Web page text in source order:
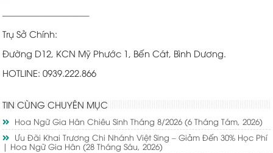
—————————–
Trụ Sở Chính:
Đường D12, KCN Mỹ Phước 1, Bến Cát, Bình Dương.
HOTLINE: 0939.222.866
TIN CÙNG CHUYÊN MỤC
Hoa Ngữ Gia Hân Chiêu Sinh Tháng 8/2026(6 Tháng Tám, 2026)
Ưu Đãi Khai Trương Chi Nhánh Việt Sing – Giảm Đến 30% Học Phí
| Hoa Ngữ Gia Hân(28 Tháng Sáu, 2026)